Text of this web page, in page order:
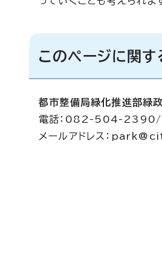
このページに関
都市整備局緑化推進部緑
電話：082-504-2390/
メールアドレス：